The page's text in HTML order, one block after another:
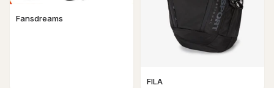
Fansdreams
FILA